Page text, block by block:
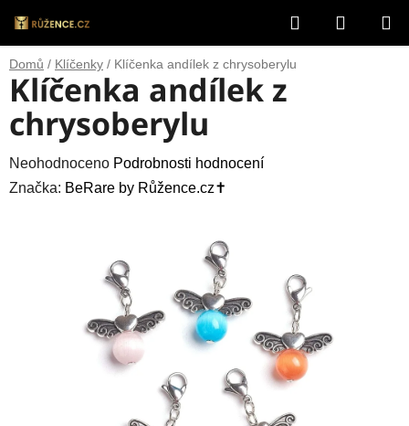
na
obsah
Hledat
KOŠÍK
Domů / Klíčenky / Klíčenka andílek z chrysoberylu
Klíčenka andílek z
chrysoberylu
Průměrné
hodnocení
Neohodnoceno Podrobnosti hodnocení
Značka: BeRare by Růžence.cz✝️